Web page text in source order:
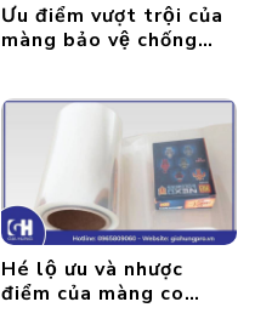
Ưu điểm vượt trội của
màng bảo vệ chống
Hé lộ ưu và nhược
điểm của màng co